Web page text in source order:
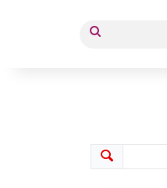
بحث